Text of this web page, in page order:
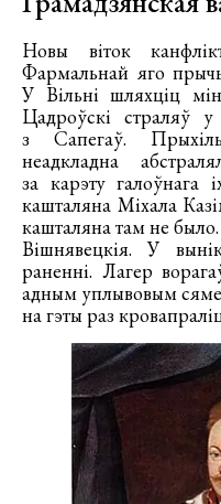
Новы віток
Фармальнай яго
У Вільні шляхціц
Цадроўскі страляў
з Сапегаў.
неадкладна
за карэту галоўнага
кашталяна Міхала
кашталяна там не
Вішнявецкія. У
раненні. Лагер
адным уплывовым
на гэты раз